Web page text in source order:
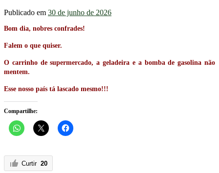
Publicado em 30 de junho de 2026
Bom dia, nobres confrades!
Falem o que quiser.
O carrinho de supermercado, a geladeira e a bomba de gasolina não
mentem.
Esse nosso país tá lascado mesmo!!!
Compartilhe:
Curtir 20